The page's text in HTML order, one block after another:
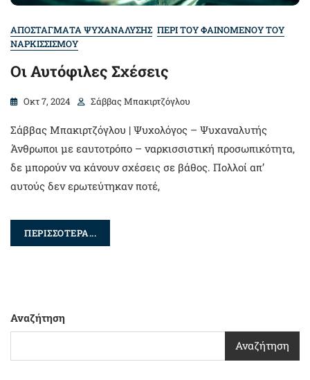
ΑΠΟΣΤΑΓΜΑΤΑ ΨΥΧΑΝΑΛΥΣΗΣ ΠΕΡΙ ΤΟΥ ΦΑΙΝΟΜΕΝΟΥ ΤΟΥ
ΝΑΡΚΙΣΣΙΣΜΟΥ
Oι Αυτόφιλες Σχέσεις
Οκτ 7, 2024 Σάββας Μπακιρτζόγλου
Σάββας Μπακιρτζόγλου | Ψυχολόγος – Ψυχαναλυτής
Άνθρωποι με εαυτοτρόπο – ναρκισσιστική προσωπικότητα,
δε μπορούν να κάνουν σχέσεις σε βάθος. Πολλοί απ’
αυτούς δεν ερωτεύτηκαν ποτέ,
ΠΕΡΙΣΣΟΤΕΡΑ...
Αναζήτηση
Αναζήτηση